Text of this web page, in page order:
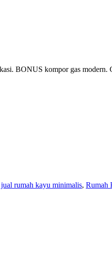
BONUS kompor gas
jual rumah kayu minimalis, Rumah